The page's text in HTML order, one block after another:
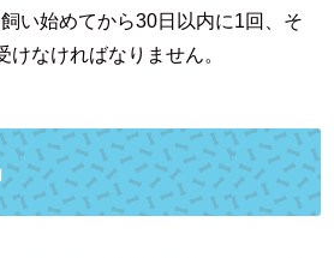
い始めてから30日以内に1回、そ
なければなりません。